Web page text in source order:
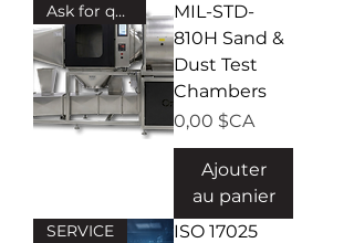
Ask for quote!
MIL-STD-
810H Sand &
Dust Test
Chambers
Prix
0,00 $CA
Ajouter
au panier
SERVICE
ISO 17025